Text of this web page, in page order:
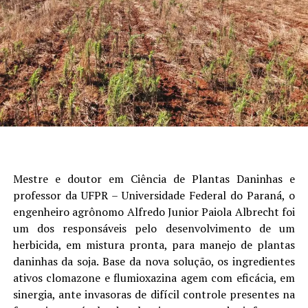
Os contratos futuros da soja encerraram a quinta-feira
em alta na Bolsa de Mercadorias de Chicago (CBOT). Em
uma sessão marcada pela volatilidade, os preços
oscilaram em uma faixa estreita e recuperaram parte
das perdas recentes, impulsionados principalmente por
sinais de retomada das compras chinesas.
asiáticos ouvidos pela Reuters. As compras ampliam a
sequência de negócios antes da visita esperada do
presidente chinês, Xi Jinping, aos Estados Unidos no
próximo mês.
Segundo operadores, a estatal Sinograin comprou entre
10 e 15 cargas na quarta-feira. Pelo menos 10 delas
possuem embarques programados para outubro e
novembro.
Mestre e doutor em Ciência de Plantas Daninhas e
professor da UFPR – Universidade Federal do Paraná, o
engenheiro agrônomo Alfredo Junior Paiola Albrecht foi
um dos responsáveis pelo desenvolvimento de um
herbicida, em mistura pronta, para manejo de plantas
daninhas da soja. Base da nova solução, os ingredientes
ativos clomazone e flumioxazina agem com eficácia, em
sinergia, ante invasoras de difícil controle presentes na